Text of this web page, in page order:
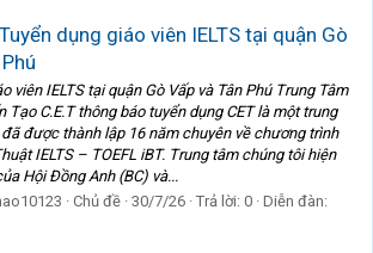
Tuyển dụng giáo viên IELTS tại quận Gò
viên IELTS tại quận Gò Vấp và Tân Phú Trung Tâm
Tạo C.E.T thông báo tuyển dụng CET là một trung
được thành lập 16 năm chuyên về chương trình
IELTS – TOEFL iBT. Trung tâm chúng tôi hiện
Hội Đồng Anh (BC) và...
Chủ đề 30/7/26 Trả lời: 0 Diễn đàn: